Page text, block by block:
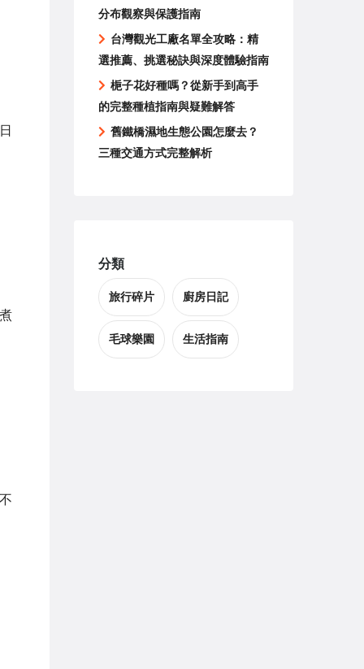
分布觀察與保護指南
台灣觀光工廠名單全攻略：精
選推薦、挑選秘訣與深度體驗指南
梔子花好種嗎？從新手到高手
的完整種植指南與疑難解答
舊鐵橋濕地生態公園怎麼去？
三種交通方式完整解析
分類
旅行碎片 廚房日記
毛球樂園 生活指南